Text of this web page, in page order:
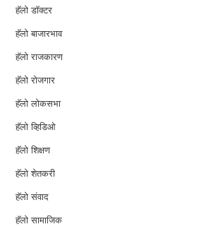
हॅलो डॉक्टर
हॅलो बाजारभाव
हॅलो राजकारण
⁠हॅलो रोजगार
हॅलो लोकसभा
⁠हॅलो व्हिडिओ
हॅलो शिक्षण
⁠हॅलो शेतकरी
⁠हॅलो संवाद
हॅलो सामाजिक